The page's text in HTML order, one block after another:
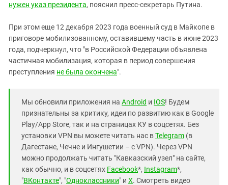
нужен указ президента, пояснил пресс-секретарь Путина.
При этом еще 12 декабря 2023 года военный суд в Майкопе в
приговоре мобилизованному, оставившему часть в июне 2023
года, подчеркнул, что "в Российской Федерации объявлена
частичная мобилизация, которая в период совершения
преступления не была окончена".
Мы обновили приложения на Android и IOS! Будем
признательны за критику, идеи по развитию как в Google
Play/App Store, так и на страницах КУ в соцсетях. Без
установки VPN вы можете читать нас вTelegram (в
Дагестане, Чечне и Ингушетии – с VPN). Через VPN
можно продолжать читать "Кавказский узел" на сайте,
как обычно, и в соцсетях Facebook*, Instagram*,
"ВКонтакте", "Одноклассники" и X. Смотреть видео